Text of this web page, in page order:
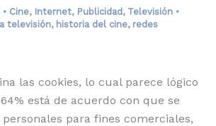
• Cine, Internet, Publicidad , Televisión•
televisión, historia del cine, redes
las cookies, lo cual parece lógico
está de acuerdo con que se
para fines comerciales,